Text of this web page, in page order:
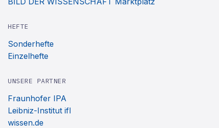
HEFTE
Sonderhefte
Einzelhefte
UNSERE PARTNER
Fraunhofer IPA
Leibniz-Institut ifl
wissen.de